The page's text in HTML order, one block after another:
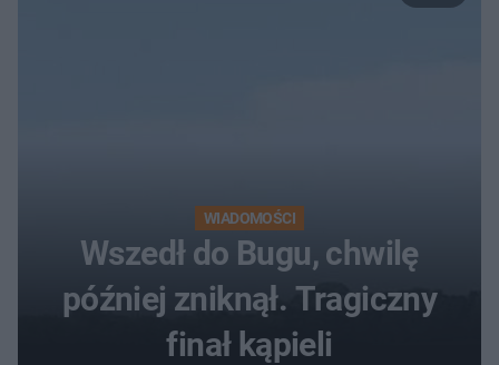
WIADOMOŚCI
Wszedł do Bugu, chwilę
później zniknął. Tragiczny
finał kąpieli